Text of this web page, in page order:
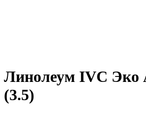
Линолеум IVC Эко
(3.5)